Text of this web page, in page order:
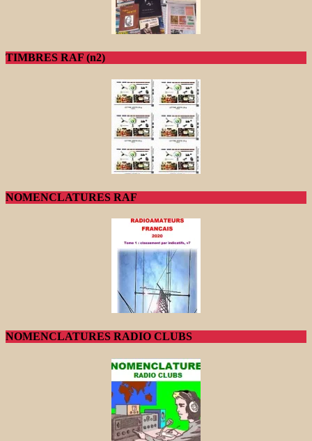
TIMBRES RAF (n2)
NOMENCLATURES RAF
NOMENCLATURES RADIO CLUBS